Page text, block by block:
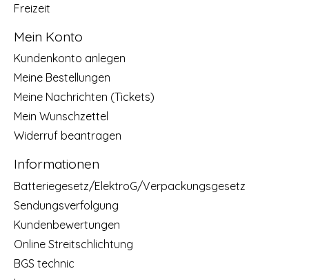
Freizeit
Mein Konto
Kundenkonto anlegen
Meine Bestellungen
Meine Nachrichten (Tickets)
Mein Wunschzettel
Widerruf beantragen
Informationen
Batteriegesetz/ElektroG/Verpackungsgesetz
Sendungsverfolgung
Kundenbewertungen
Online Streitschlichtung
BGS technic